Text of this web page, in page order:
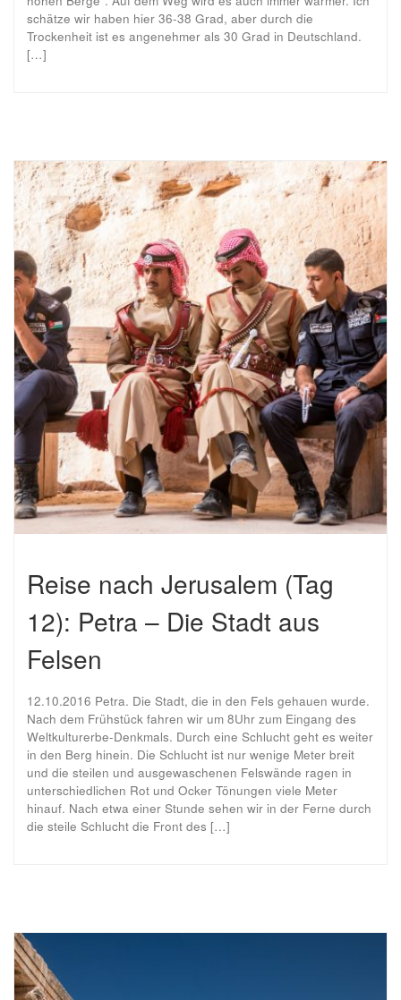
schätze wir haben hier 36-38 Grad, aber durch die
Trockenheit ist es angenehmer als 30 Grad in Deutschland.
[…]
Reise nach Jerusalem (Tag
12): Petra – Die Stadt aus
Felsen
12.10.2016 Petra. Die Stadt, die in den Fels gehauen wurde.
Nach dem Frühstück fahren wir um 8Uhr zum Eingang des
Weltkulturerbe-Denkmals. Durch eine Schlucht geht es weiter
in den Berg hinein. Die Schlucht ist nur wenige Meter breit
und die steilen und ausgewaschenen Felswände ragen in
unterschiedlichen Rot und Ocker Tönungen viele Meter
hinauf. Nach etwa einer Stunde sehen wir in der Ferne durch
die steile Schlucht die Front des […]